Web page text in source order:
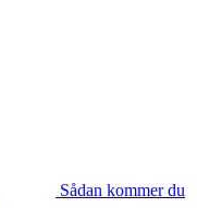
Sådan kommer du